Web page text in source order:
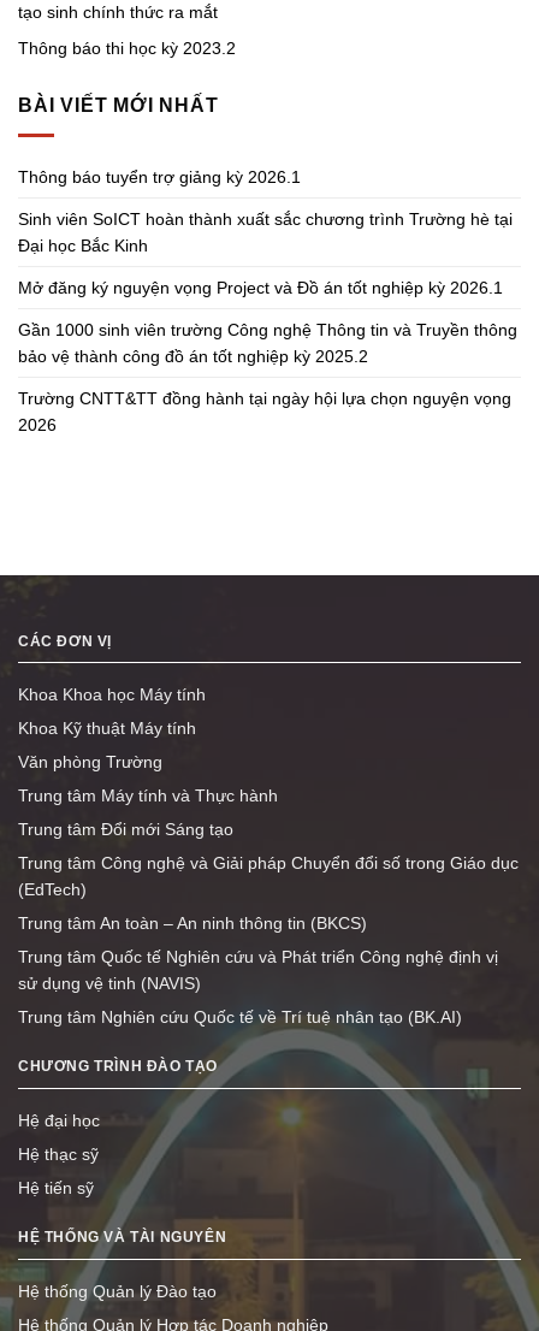
tạo sinh chính thức ra mắt
Thông báo thi học kỳ 2023.2
BÀI VIẾT MỚI NHẤT
Thông báo tuyển trợ giảng kỳ 2026.1
Sinh viên SoICT hoàn thành xuất sắc chương trình Trường hè tại
Đại học Bắc Kinh
Mở đăng ký nguyện vọng Project và Đồ án tốt nghiệp kỳ 2026.1
Gần 1000 sinh viên trường Công nghệ Thông tin và Truyền thông
bảo vệ thành công đồ án tốt nghiệp kỳ 2025.2
Trường CNTT&TT đồng hành tại ngày hội lựa chọn nguyện vọng
2026
CÁC ĐƠN VỊ
Khoa Khoa học Máy tính
Khoa Kỹ thuật Máy tính
Văn phòng Trường
Trung tâm Máy tính và Thực hành
Trung tâm Đổi mới Sáng tạo
Trung tâm Công nghệ và Giải pháp Chuyển đổi số trong Giáo dục
(EdTech)
Trung tâm An toàn – An ninh thông tin (BKCS)
Trung tâm Quốc tế Nghiên cứu và Phát triển Công nghệ định vị
sử dụng vệ tinh (NAVIS)
Trung tâm Nghiên cứu Quốc tế về Trí tuệ nhân tạo (BK.AI)
CHƯƠNG TRÌNH ĐÀO TẠO
Hệ đại học
Hệ thạc sỹ
Hệ tiến sỹ
HỆ THỐNG VÀ TÀI NGUYÊN
Hệ thống Quản lý Đào tạo
Hệ thống Quản lý Hợp tác Doanh nghiệp